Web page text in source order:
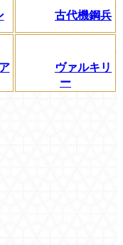
古代機鋼兵
ヴァルキリ
ー